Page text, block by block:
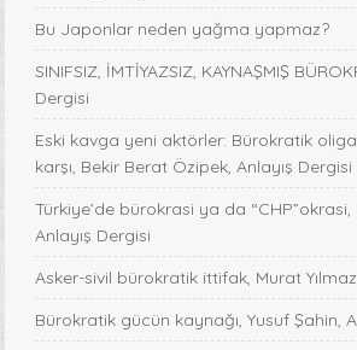
Bu Japonlar neden yağma yapmaz?
SINIFSIZ, İMTİYAZSIZ, KAYNAŞMIŞ
Dergisi
Eski kavga yeni aktörler: Bürokratik
karşı, Bekir Berat Özipek, Anlayış Dergisi
Türkiye’de bürokrasi ya da
Anlayış Dergisi
Asker-sivil bürokratik ittifak, Murat
Bürokratik gücün kaynağı, Yusuf Şahin,